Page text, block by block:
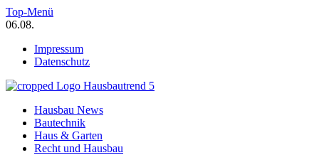
Zum
Inhalt
Top-Menü
06.08.
Impressum
Datenschutz
Hausbautrend Hausbau Trends
Hausbau, Modernisierung, Energietechnik, Haustechnik
Hausbau News
Bautechnik
Haus & Garten
Recht und Hausbau